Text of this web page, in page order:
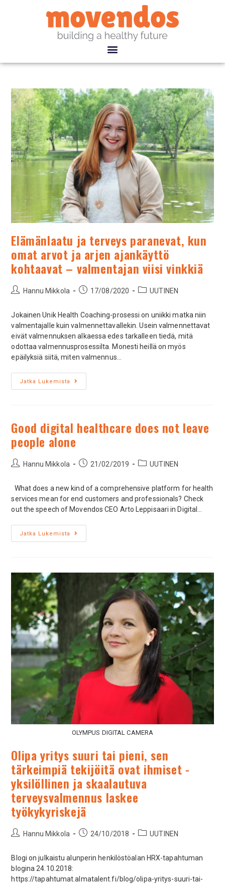
Elämänlaatu ja terveys paranevat, kun
omat arvot ja arjen ajankäyttö
kohtaavat – valmentajan viisi vinkkiä
Hannu Mikkola 17/08/2020 UUTINEN
Jokainen Unik Health Coaching-prosessi on uniikki matka niin
valmentajalle kuin valmennettavallekin. Usein valmennettavat
eivät valmennuksen alkaessa edes tarkalleen tiedä, mitä
odottaa valmennusprosessilta. Monesti heillä on myös
epäilyksiä siitä, miten valmennus…
Jatka Lukemista
Good digital healthcare does not leave
people alone
Hannu Mikkola 21/02/2019 UUTINEN
What does a new kind of a comprehensive platform for health
services mean for end customers and professionals? Check
out the speech of Movendos CEO Arto Leppisaari in Digital…
Jatka Lukemista
OLYMPUS DIGITAL CAMERA
Olipa yritys suuri tai pieni, sen
tärkeimpiä tekijöitä ovat ihmiset -
yksilöllinen ja skaalautuva
terveysvalmennus laskee
työkykyriskejä
Hannu Mikkola 24/10/2018 UUTINEN
Blogi on julkaistu alunperin henkilöstöalan HRX-tapahtuman
blogina 24.10.2018:
https://tapahtumat.almatalent.fi/blog/olipa-yritys-suuri-tai-